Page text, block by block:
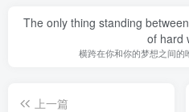
The only thing standing
of hard
横跨在你和你的梦想之间的
上一篇